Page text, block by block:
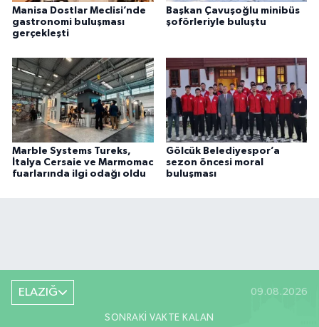
Manisa Dostlar Meclisi’nde
gastronomi buluşması
gerçekleşti
Başkan Çavuşoğlu minibüs
şoförleriyle buluştu
Marble Systems Tureks,
İtalya Cersaie ve Marmomac
fuarlarında ilgi odağı oldu
Gölcük Belediyespor’a
sezon öncesi moral
buluşması
ELAZIĞ 09.08.2026
SONRAKI VAKTE KALAN